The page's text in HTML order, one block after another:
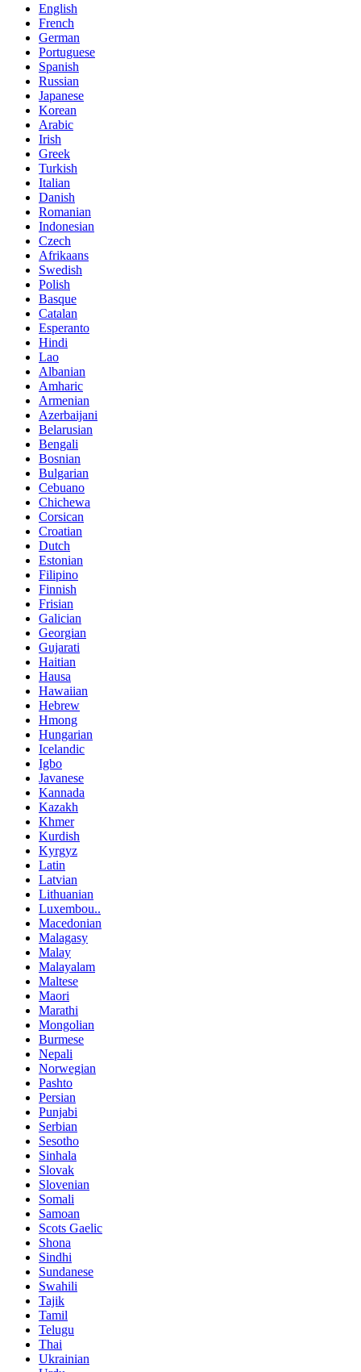
English
French
German
Portuguese
Spanish
Russian
Japanese
Korean
Arabic
Irish
Greek
Turkish
Italian
Danish
Romanian
Indonesian
Czech
Afrikaans
Swedish
Polish
Basque
Catalan
Esperanto
Hindi
Lao
Albanian
Amharic
Armenian
Azerbaijani
Belarusian
Bengali
Bosnian
Bulgarian
Cebuano
Chichewa
Corsican
Croatian
Dutch
Estonian
Filipino
Finnish
Frisian
Galician
Georgian
Gujarati
Haitian
Hausa
Hawaiian
Hebrew
Hmong
Hungarian
Icelandic
Igbo
Javanese
Kannada
Kazakh
Khmer
Kurdish
Kyrgyz
Latin
Latvian
Lithuanian
Luxembou..
Macedonian
Malagasy
Malay
Malayalam
Maltese
Maori
Marathi
Mongolian
Burmese
Nepali
Norwegian
Pashto
Persian
Punjabi
Serbian
Sesotho
Sinhala
Slovak
Slovenian
Somali
Samoan
Scots Gaelic
Shona
Sindhi
Sundanese
Swahili
Tajik
Tamil
Telugu
Thai
Ukrainian